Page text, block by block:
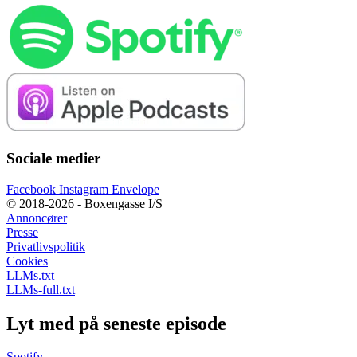
Sociale medier
Facebook Instagram Envelope
© 2018-2026 - Boxengasse I/S
Annoncører
Presse
Privatlivspolitik
Cookies
LLMs.txt
LLMs-full.txt
Lyt med på seneste episode